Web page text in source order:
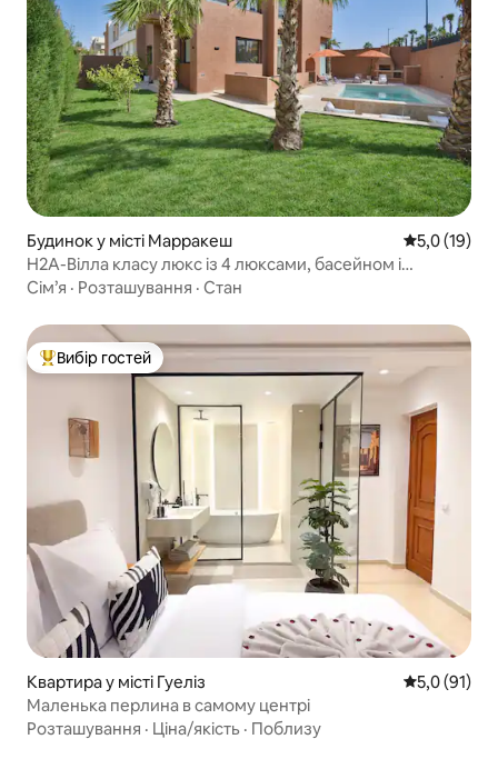
Будинок у місті Марракеш Середня
5,0 (19)
H2A-Вілла класу люкс із 4 люксами, басейном і
кінозалом
Сім’я · Розташування · Стан
Топ вибір гостей
Вибір гостей
Квартира у місті Гуеліз Середня
5,0 (91)
Маленька перлина в самому центрі
Розташування · Ціна/якість · Поблизу